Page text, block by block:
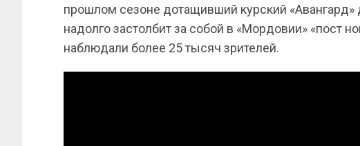
прошлом сезоне дотащивший курский «Авангард»
надолго застолбит за собой в «Мордовии» «пост
наблюдали более 25 тысяч зрителей.